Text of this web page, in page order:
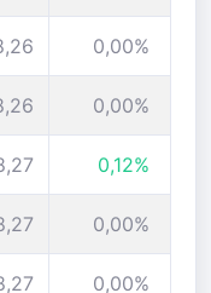
0,00%
0,00%
0,12%
0,00%
0,00%